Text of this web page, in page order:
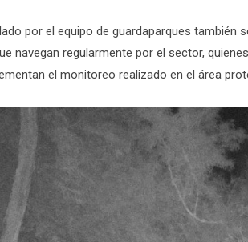
por el equipo de guardaparques
navegan regularmente por el sector,
el monitoreo realizado en el área